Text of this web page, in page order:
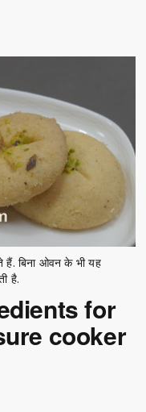
हैं. बिना ओवन के भी यह
है.
for
cooker